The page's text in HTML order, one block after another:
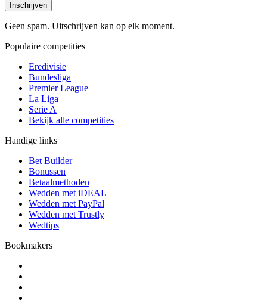
Inschrijven
Geen spam. Uitschrijven kan op elk moment.
Populaire competities
Eredivisie
Bundesliga
Premier League
La Liga
Serie A
Bekijk alle competities
Handige links
Bet Builder
Bonussen
Betaalmethoden
Wedden met iDEAL
Wedden met PayPal
Wedden met Trustly
Wedtips
Bookmakers